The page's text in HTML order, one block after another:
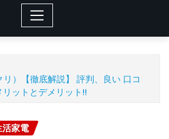
）【徹底解説】 評判、良い 口コ
ットとデメリット!!
活家電